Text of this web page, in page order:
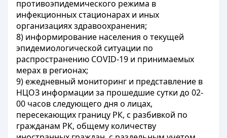
противоэпидемического режима в
инфекционных стационарах и иных
организациях здравоохранения;
8) информирование населения о текущей
эпидемиологической ситуации по
распространению COVID-19 и принимаемых
мерах в регионах;
9) ежедневный мониторинг и представление в
НЦОЗ информации за прошедшие сутки до 02-
00 часов следующего дня о лицах,
пересекающих границу РК, с разбивкой по
гражданам РК, общему количеству